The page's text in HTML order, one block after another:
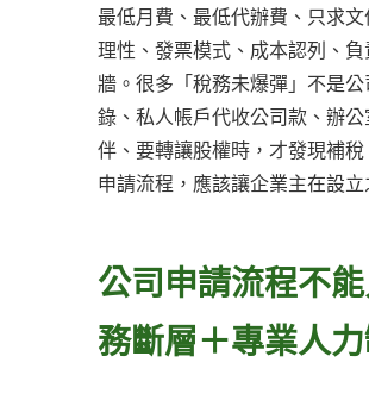
最低月費、最低代辦費、只求
理性、發票模式、成本認列、
牆。很多「稅務未爆彈」不是
錄、私人帳戶代收公司款、辦
伴、要轉讓股權時，才發現補
申請流程，應該讓企業主在設
公司申請流程不
務斷層＋專業人